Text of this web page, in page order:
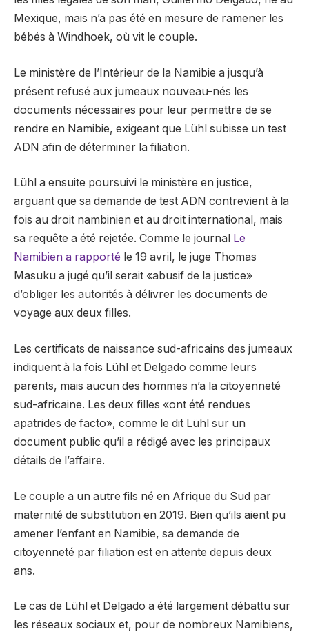
Mexique, mais n’a pas été en mesure de ramener les
bébés à Windhoek, où vit le couple.
Le ministère de l’Intérieur de la Namibie a jusqu’à
présent refusé aux jumeaux nouveau-nés les
documents nécessaires pour leur permettre de se
rendre en Namibie, exigeant que Lühl subisse un test
ADN afin de déterminer la filiation.
Lühl a ensuite poursuivi le ministère en justice,
arguant que sa demande de test ADN contrevient à la
fois au droit nambinien et au droit international, mais
sa requête a été rejetée. Comme le journal
Le
Namibien a rapporté le 19 avril, le juge Thomas
Masuku a jugé qu’il serait «abusif de la justice»
d’obliger les autorités à délivrer les documents de
voyage aux deux filles.
Les certificats de naissance sud-africains des jumeaux
indiquent à la fois Lühl et Delgado comme leurs
parents, mais aucun des hommes n’a la citoyenneté
sud-africaine. Les deux filles «ont été rendues
apatrides de facto», comme le dit Lühl sur un
document public qu’il a rédigé avec les principaux
détails de l’affaire.
Le couple a un autre fils né en Afrique du Sud par
maternité de substitution en 2019. Bien qu’ils aient pu
amener l’enfant en Namibie, sa demande de
citoyenneté par filiation est en attente depuis deux
ans.
Le cas de Lühl et Delgado a été largement débattu sur
les réseaux sociaux et, pour de nombreux Namibiens,